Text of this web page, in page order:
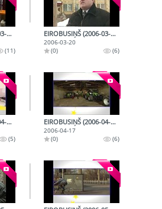
EIROBUSIŅŠ (2006-03-06)
(11)
EIROBUSIŅŠ (2006-03-20)
2006-03-20
(0)
(6)
EIROBUSIŅŠ (2006-04-03)
(5)
EIROBUSIŅŠ (2006-04-17)
2006-04-17
(0)
(6)